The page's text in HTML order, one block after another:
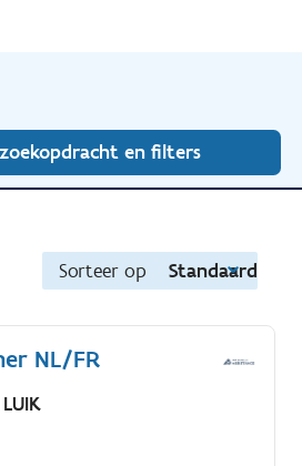
en filters
Sorteer op Standaard
NL/FR
LUIK